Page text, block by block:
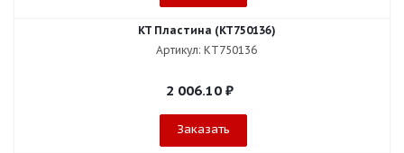
KT Пластина (KT750136)
Артикул: KT750136
2 006.10 ₽
Заказать